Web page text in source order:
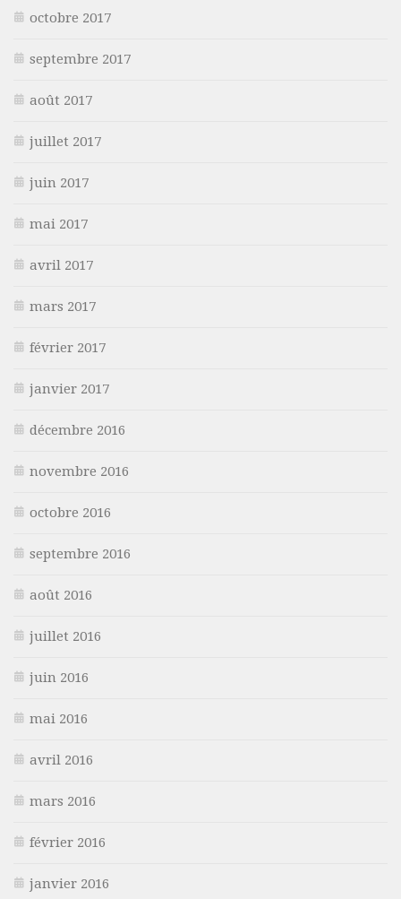
octobre 2017
septembre 2017
août 2017
juillet 2017
juin 2017
mai 2017
avril 2017
mars 2017
février 2017
janvier 2017
décembre 2016
novembre 2016
octobre 2016
septembre 2016
août 2016
juillet 2016
juin 2016
mai 2016
avril 2016
mars 2016
février 2016
janvier 2016